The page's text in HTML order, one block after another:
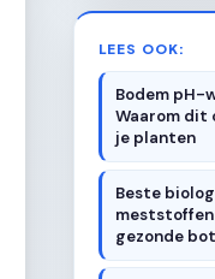
LEES OOK:
Bodem pH-
Waarom dit
je planten
Beste
meststoffen
gezonde